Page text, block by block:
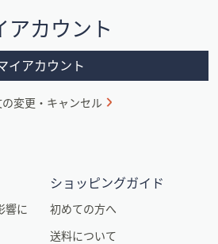
アカウント
イアカウント
の変更・キャンセル
響に
ショッピングガイド
初めての方へ
送料について